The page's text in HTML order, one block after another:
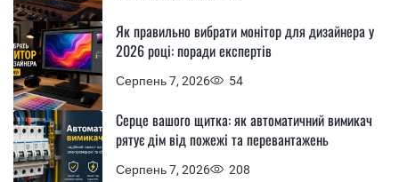
Серпень 7, 2026 54
Як правильно вибрати монітор для дизайнера у
2026 році: поради експертів
Серпень 7, 2026 208
Серце вашого щитка: як автоматичний вимикач
рятує дім від пожежі та перевантажень